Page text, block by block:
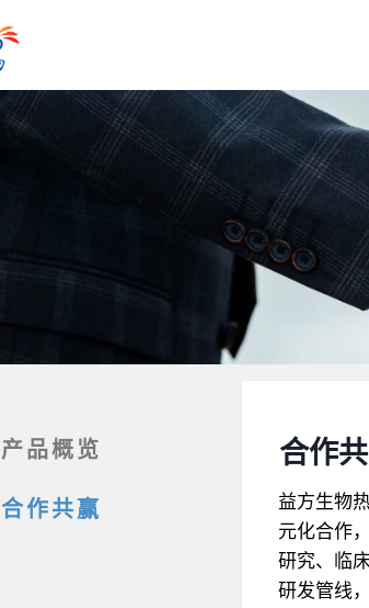
产品概览
合作共赢
合作
益方生物
元化合作
研究、临
研发管线